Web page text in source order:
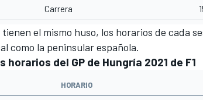
Carrera
el mismo huso, los horarios de cada
como la peninsular española.
del GP de Hungría 2021 de F1
HORARIO